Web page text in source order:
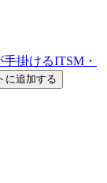
掛けるITSM・
に追加する